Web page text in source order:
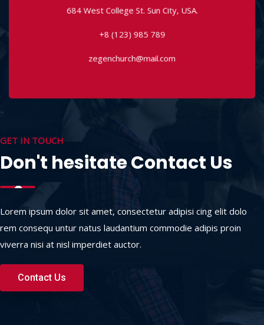
684 West College St. Sun City, USA.
+8 (123) 985 789
zegenchurch@mail.com
GET IN TOUCH
Don't hesitate Contact Us
Lorem ipsum dolor sit amet, consectetur adipisi cing elit dolo
rem consequ untur natus laudantium commodie adipis proin
viverra nisi at nisl imperdiet auctor.
Contact Us